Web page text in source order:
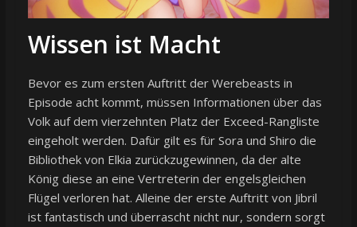
Wissen ist Macht
Bevor es zum ersten Auftritt der Werebeasts in
Episode acht kommt, müssen Informationen über das
Volk auf dem vierzehnten Platz der Exceed-Rangliste
eingeholt werden. Dafür gilt es für Sora und Shiro die
Bibliothek von Elkia zurückzugewinnen, da der alte
König diese an eine Vertreterin der engelsgleichen
Flügel verloren hat. Alleine der erste Auftritt von Jibril
ist fantastisch und überrascht nicht nur, sondern sorgt